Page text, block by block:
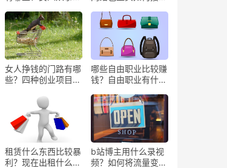
女人挣钱的门路有哪
些？四种创业项目推
哪些自由职业比较赚
钱？自由职业有什么
租赁什么东西比较暴
利？现在出租什么更
b站博主用什么录视
频？如何将流量变